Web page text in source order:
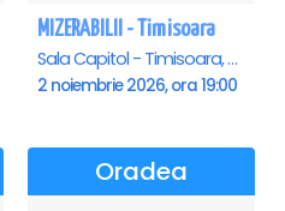
MIZERABILII - Timisoara
Sala Capitol - Timisoara, Timisoara
2 noiembrie 2026, ora 19:00
Oradea